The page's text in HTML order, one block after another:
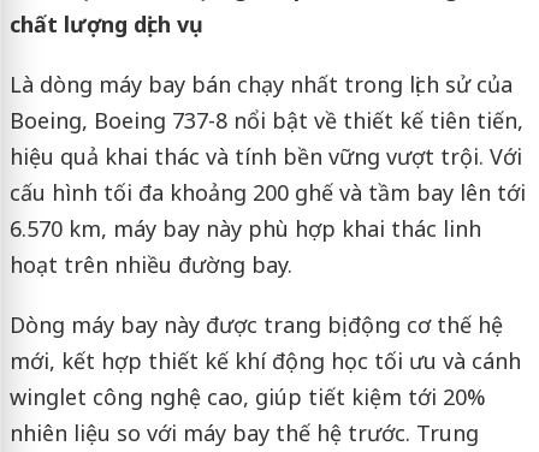
chất lượng dịch vụ
Là dòng máy bay bán chạy nhất trong lịch sử của
Boeing, Boeing 737-8 nổi bật về thiết kế tiên tiến,
hiệu quả khai thác và tính bền vững vượt trội. Với
cấu hình tối đa khoảng 200 ghế và tầm bay lên tới
6.570 km, máy bay này phù hợp khai thác linh
hoạt trên nhiều đường bay.
Dòng máy bay này được trang bị động cơ thế hệ
mới, kết hợp thiết kế khí động học tối ưu và cánh
winglet công nghệ cao, giúp tiết kiệm tới 20%
nhiên liệu so với máy bay thế hệ trước. Trung